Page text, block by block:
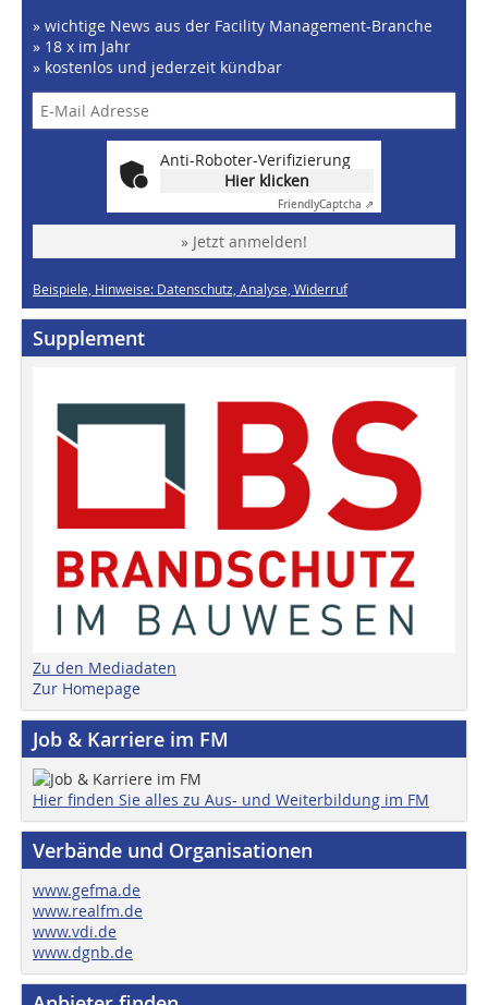
» wichtige News aus der Facility Management-Branche
» 18 x im Jahr
» kostenlos und jederzeit kündbar
Anti-Roboter-Verifizierung
Hier klicken
FriendlyCaptcha ⇗
» Jetzt anmelden!
Beispiele, Hinweise: Datenschutz, Analyse, Widerruf
Supplement
Zu den Mediadaten
Zur Homepage
Job & Karriere im FM
Hier finden Sie alles zu Aus- und Weiterbildung im FM
Verbände und Organisationen
www.gefma.de
www.realfm.de
www.vdi.de
www.dgnb.de